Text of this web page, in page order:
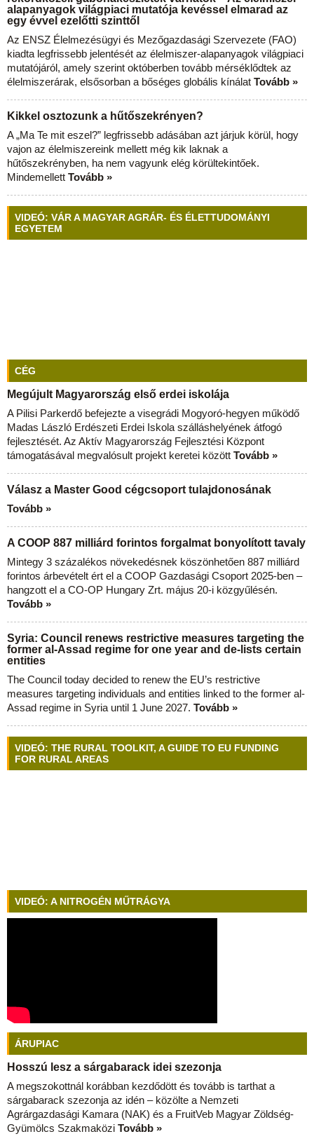
alapanyagok világpiaci mutatója kevéssel elmarad az
egy évvel ezelőtti szinttől
Az ENSZ Élelmezésügyi és Mezőgazdasági Szervezete (FAO)
kiadta legfrissebb jelentését az élelmiszer-alapanyagok világpiaci
mutatójáról, amely szerint októberben tovább mérséklődtek az
élelmiszerárak, elsősorban a bőséges globális kínálat Tovább »
Kikkel osztozunk a hűtőszekrényen?
A „Ma Te mit eszel?” legfrissebb adásában azt járjuk körül, hogy
vajon az élelmiszereink mellett még kik laknak a
hűtőszekrényben, ha nem vagyunk elég körültekintőek.
Mindemellett Tovább »
VIDEÓ: VÁR A MAGYAR AGRÁR- ÉS ÉLETTUDOMÁNYI
EGYETEM
CÉG
Megújult Magyarország első erdei iskolája
A Pilisi Parkerdő befejezte a visegrádi Mogyoró-hegyen működő
Madas László Erdészeti Erdei Iskola szálláshelyének átfogó
fejlesztését. Az Aktív Magyarország Fejlesztési Központ
támogatásával megvalósult projekt keretei között Tovább »
Válasz a Master Good cégcsoport tulajdonosának
Tovább »
A COOP 887 milliárd forintos forgalmat bonyolított tavaly
Mintegy 3 százalékos növekedésnek köszönhetően 887 milliárd
forintos árbevételt ért el a COOP Gazdasági Csoport 2025-ben –
hangzott el a CO-OP Hungary Zrt. május 20-i közgyűlésén.
Tovább »
Syria: Council renews restrictive measures targeting the
former al-Assad regime for one year and de-lists certain
entities
The Council today decided to renew the EU’s restrictive
measures targeting individuals and entities linked to the former al-
Assad regime in Syria until 1 June 2027. Tovább »
VIDEÓ: THE RURAL TOOLKIT, A GUIDE TO EU FUNDING
FOR RURAL AREAS
VIDEÓ: A NITROGÉN MŰTRÁGYA
ÁRUPIAC
Hosszú lesz a sárgabarack idei szezonja
A megszokottnál korábban kezdődött és tovább is tarthat a
sárgabarack szezonja az idén – közölte a Nemzeti
Agrárgazdasági Kamara (NAK) és a FruitVeb Magyar Zöldség-
Gyümölcs Szakmaközi Tovább »